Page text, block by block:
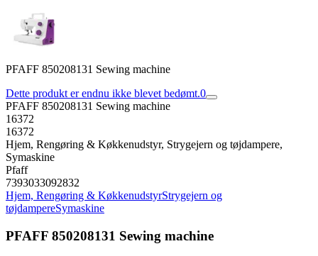
PFAFF 850208131 Sewing machine
Dette produkt er endnu ikke blevet bedømt.0
PFAFF 850208131 Sewing machine
16372
16372
Hjem, Rengøring & Køkkenudstyr, Strygejern og tøjdampere,
Symaskine
Pfaff
7393033092832
Hjem, Rengøring & KøkkenudstyrStrygejern og
tøjdampereSymaskine
PFAFF 850208131 Sewing machine